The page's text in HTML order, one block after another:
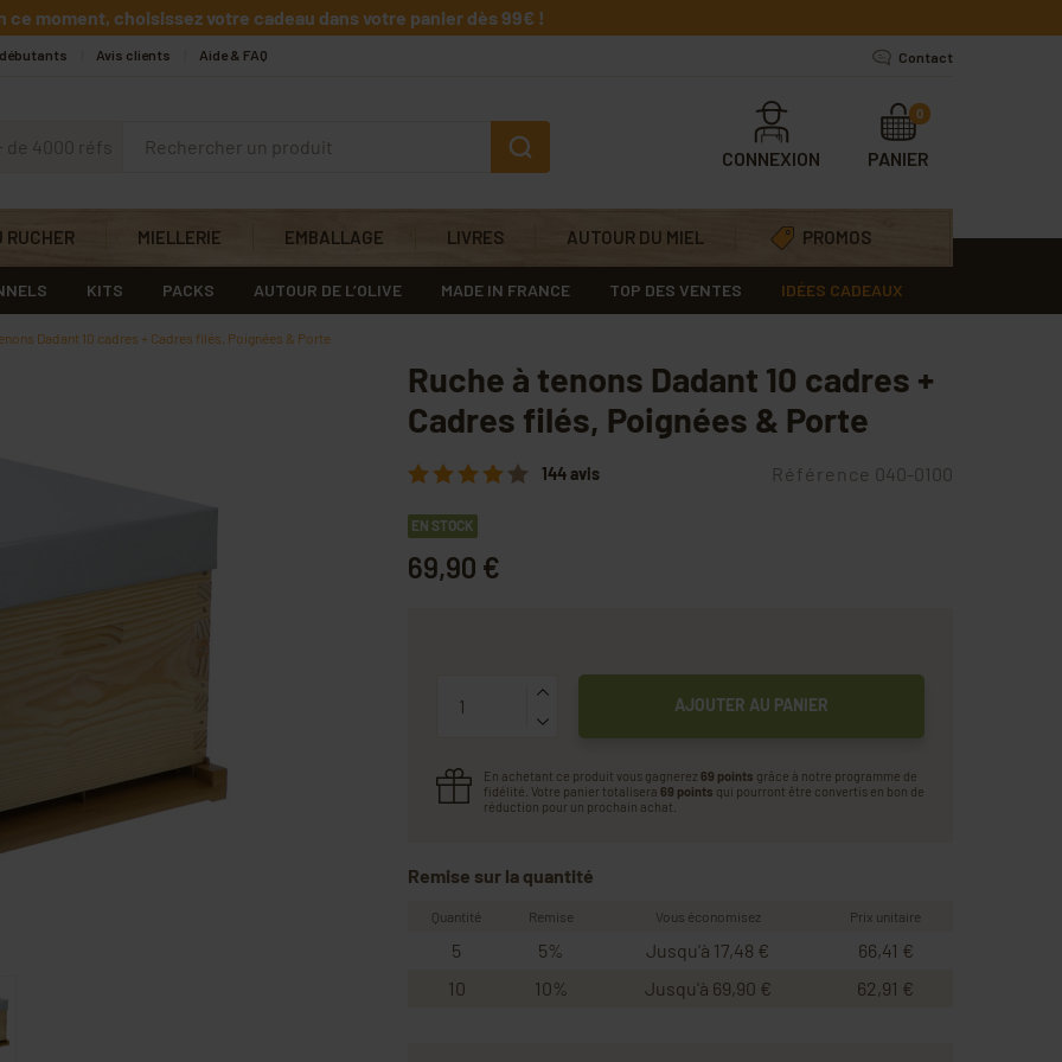
ce moment, choisissez votre cadeau dans votre panier dès 99€ !
débutants Avis clients Aide & FAQ Contact
de 4000 réfs
CONNEXION PANIER
0
RUCHER MIELLERIE EMBALLAGE LIVRES AUTOUR DU MIEL PROMOS
KITS PACKS AUTOUR DE L’OLIVE MADE IN FRANCE TOP DES VENTES IDÉES CADEAUX
Dadant 10 cadres + Cadres filés, Poignées & Porte
Ruche à tenons Dadant 10 cadres +
Cadres filés, Poignées & Porte
144 avis Référence 040-0100
EN STOCK
69,90 €
AJOUTER AU PANIER
En achetant ce produit vous gagnerez 69 points grâce à notre programme de
fidélité. Votre panier totalisera 69 points qui pourront être convertis en bon de
réduction pour un prochain achat.
Remise sur la quantité
Quantité Remise Vous économisez Prix unitaire
5 5% Jusqu'à 17,48 €
66,41 €
10
10% Jusqu'à 69,90 € 62,91 €